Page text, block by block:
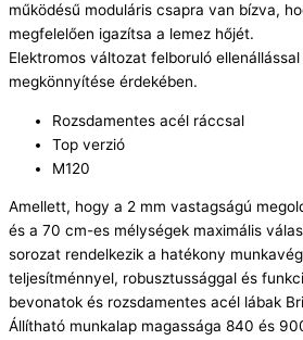
működésű moduláris csapra van bízva,
megfelelően igazítsa a lemez hőjét.
Elektromos változat felboruló
megkönnyítése érdekében.
Rozsdamentes acél ráccsal
Top verzió
M120
Amellett, hogy a 2 mm vastagságú
és a 70 cm-es mélységek maximális
sorozat rendelkezik a hatékony
teljesítménnyel, robusztussággal és
bevonatok és rozsdamentes acél lábak
Állítható munkalap magassága 840 és